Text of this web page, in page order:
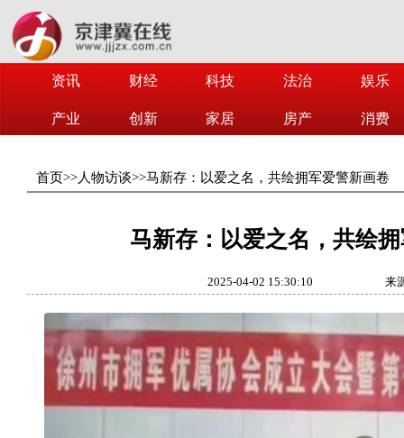
资讯 财经 科技 法治 娱乐
产业 创新 家居 房产 消费
首页>>人物访谈>>马新存：以爱之名，共绘拥军爱警新画卷
马新存：以爱之名，共绘
2025-04-02 15:30:10 来